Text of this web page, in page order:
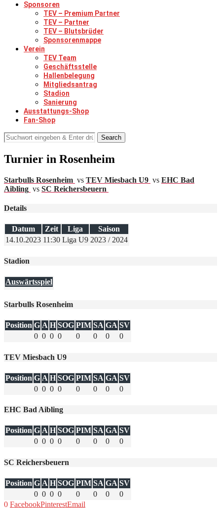
Sponsoren
TEV – Premium Partner
TEV – Partner
TEV – Blutsbrüder
Sponsorenmappe
Verein
TEV Team
Geschäftsstelle
Hallenbelegung
Mitgliedsantrag
Stadion
Sanierung
Ausstattungs-Shop
Fan-Shop
Search
Turnier in Rosenheim
Starbulls Rosenheim vs TEV Miesbach U9 vs EHC Bad
Aibling vs SC Reichersbeuern
Details
Datum Zeit Liga
Saison
14.10.2023 11:30 Liga U9 2023 / 2024
Stadion
Auswärtsspiel
Starbulls Rosenheim
Position G A H SOG PIM SA GA SV
0 0 0 0 0 0 0 0
TEV Miesbach U9
Position G A H SOG PIM SA GA SV
0 0 0 0 0 0 0 0
EHC Bad Aibling
Position G A H SOG PIM SA GA SV
0 0 0 0 0 0 0 0
SC Reichersbeuern
Position G A H SOG PIM SA GA SV
0 0 0 0 0 0 0
0
0 FacebookPinterestEmail